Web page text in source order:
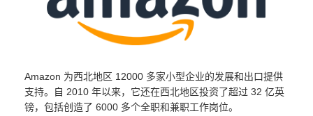
Amazon 为西北地区 12000 多家小型企业的发展和出口提供
支持。自 2010 年以来，它还在西北地区投资了超过 32 亿英
镑，包括创造了 6000 多个全职和兼职工作岗位。